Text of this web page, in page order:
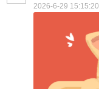
2026-6-29 15:15:20